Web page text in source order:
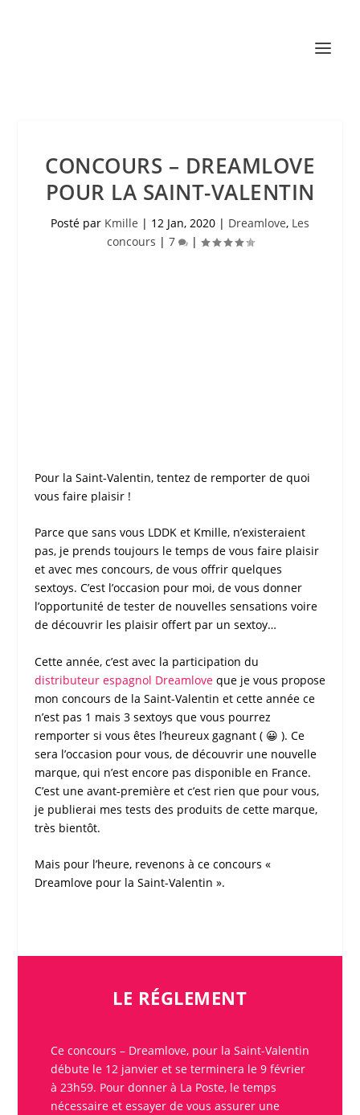
CONCOURS – DREAMLOVE
POUR LA SAINT-VALENTIN
Posté par Kmille | 12 Jan, 2020 | Dreamlove, Les
concours | 7 |
Pour la Saint-Valentin, tentez de remporter de quoi
vous faire plaisir !
Parce que sans vous LDDKet Kmille, n’existeraient
pas, je prends toujours le temps de vous faire plaisir
et avec mes concours, de vous offrir quelques
sextoys. C’est l’occasion pour moi, de vous donner
l’opportunité de tester de nouvelles sensations voire
de découvrir les plaisir offert par un sextoy…
Cette année, c’est avec la participation du
distributeur espagnol Dreamloveque je vous propose
mon concours de la Saint-Valentin et cette année ce
n’est pas 1 mais 3 sextoys que vous pourrez
remporter si vous êtes l’heureux gagnant ( 😀 ). Ce
sera l’occasion pour vous, de découvrir une nouvelle
marque, qui n’est encore pas disponible en France.
C’est une avant-première et c’est rien que pour vous,
je publierai mes tests des produits de cette marque,
très bientôt.
Mais pour l’heure, revenons à ce concours «
Dreamlovepour la Saint-Valentin ».
LE RÉGLEMENT
Ce concours – Dreamlove, pour la Saint-Valentin
débute le 12 janvier et se terminera le 9 février
à 23h59. Pour donner à La Poste, le temps
nécessaire et essayer de vous assurer une